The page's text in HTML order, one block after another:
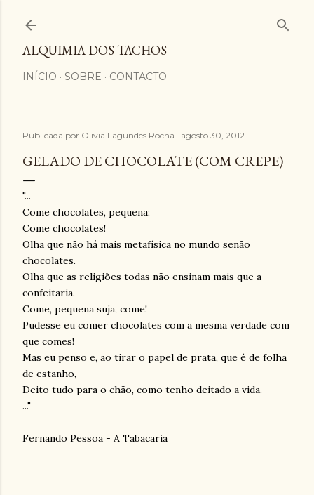
ALQUIMIA DOS TACHOS
INÍCIO SOBRE CONTACTO
Publicada por Olivia Fagundes Rocha agosto 30, 2012
GELADO DE CHOCOLATE (COM CREPE)
"...
Come chocolates, pequena;
Come chocolates!
Olha que não há mais metafísica no mundo senão
chocolates.
Olha que as religiões todas não ensinam mais que a
confeitaria.
Come, pequena suja, come!
Pudesse eu comer chocolates com a mesma verdade com
que comes!
Mas eu penso e, ao tirar o papel de prata, que é de folha
de estanho,
Deito tudo para o chão, como tenho deitado a vida.
..."
Fernando Pessoa - A Tabacaria